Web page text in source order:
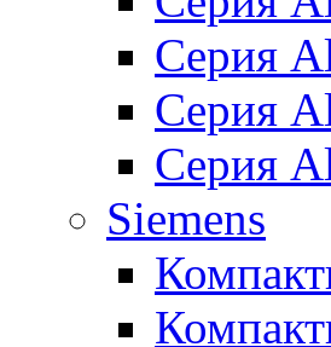
Серия
Серия
Серия
Siemens